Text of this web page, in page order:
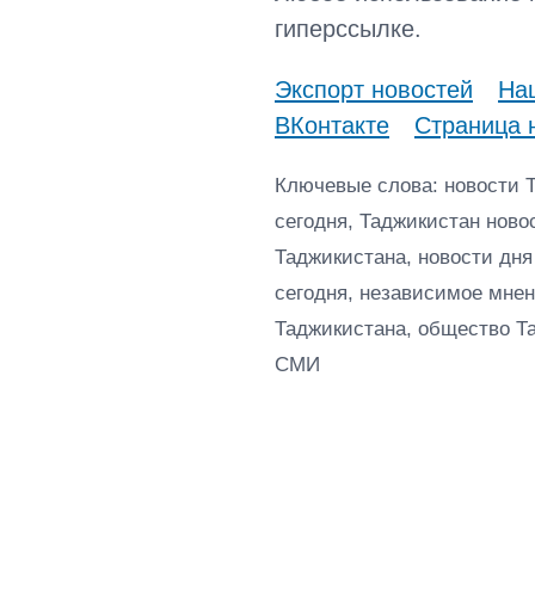
гиперссылке.
Экспорт новостей
ВКонтакте
Страница
Ключевые слова: новости
сегодня, Таджикистан
Таджикистана, новости
сегодня, независимое
Таджикистана, общество
СМИ